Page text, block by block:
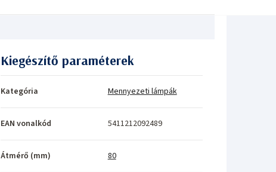
Kiegészítő paraméterek
Kategória Mennyezeti lámpák
EAN vonalkód 5411212092489
Átmérő (mm) 80